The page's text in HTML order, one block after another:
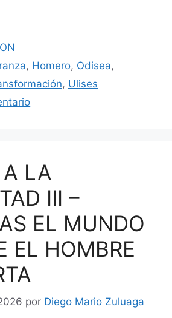
, Homero, Odisea,
, Ulises
A LA
III –
EL MUNDO
EL HOMBRE
por Diego Mario Zuluaga